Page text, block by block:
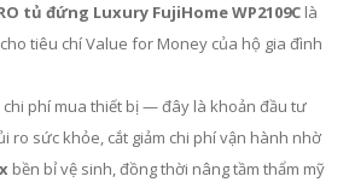
tủ đứng Luxury FujiHome WP2109C là
tiêu chí Value for Money của hộ gia đình
phí mua thiết bị — đây là khoản đầu tư
ro sức khỏe, cắt giảm chi phí vận hành nhờ
bền bỉ vệ sinh, đồng thời nâng tầm thẩm mỹ